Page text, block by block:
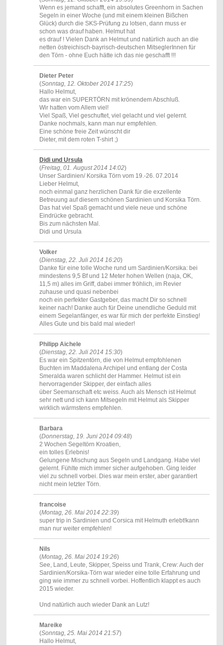
Wenn es jemand schafft, ein absolutes Greenhorn in Sachen
Segeln in einer Woche (und mit einem kleinen Bißchen
Glück) durch die SKS-Prüfung zu lotsen, dann muss er
schon was drauf haben. Helmut hat
es drauf ! Vielen Dank an Helmut und natürlich auch an die
netten östreichisch-bayrisch-deutschen MitseglerInnen für
den Törn - ohne Euch hätte ich das nie geschafft !!!
Dieter Peter
(Sonntag, 12. Oktober 2014 17:25)
Hallo Helmut,
das war ein SUPERTÖRN mit krönendem Abschluß.
Wir hatten vom Allem viel!
Viel Spaß, Viel geschuftet, viel gelacht und viel gelernt.
Danke nochmals, kann man nur empfehlen.
Eine schöne freie Zeit wünscht dir
Dieter, mit dem roten T-shirt ;)
Didi und Ursula
(Freitag, 01. August 2014 14:02)
Unser Sardinien/ Korsika Törn vom 19.-26. 07.2014
Lieber Helmut,
noch einmal ganz herzlichen Dank für die exzellente
Betreuung auf diesem schönen Sardinien und Korsika Törn.
Das hat viel Spaß gemacht und viele neue und schöne
Eindrücke gebracht.
Bis zum nächsten Mal.
Didi und Ursula
Volker
(Dienstag, 22. Juli 2014 16:20)
Danke für eine tolle Woche rund um Sardinien/Korsika: bei
mindestens 9,5 Bf und 12 Meter hohen Wellen (naja, OK,
11,5 m) alles im Griff, dabei immer fröhlich, im Revier
zuhause und quasi nebenbei
noch ein perfekter Gastgeber, das macht Dir so schnell
keiner nach! Danke auch für Deine unendliche Geduld mit
einem Segelanfänger, es war für mich der perfekte Einstieg!
Alles Gute und bis bald mal wieder!
Philipp Aichele
(Dienstag, 22. Juli 2014 15:30)
Es war ein Spitzentörn, die von Helmut empfohlenen
Buchten im Maddalena Archipel und entlang der Costa
Smeralda waren schlicht der Hammer. Helmut ist ein
hervorragender Skipper, der einfach alles
über Seemanschaft etc weiss. Auch als Mensch ist Helmut
sehr nett und ich kann Mitsegeln mit Helmut als Skipper
wirklich wärmstens empfehlen.
Barbara
(Donnerstag, 19. Juni 2014 09:48)
2 Wochen Segeltörn Kroatien,
ein tolles Erlebnis!
Gelungene Mischung aus Segeln und Landgang. Habe viel
gelernt. Fühlte mich immer sicher aufgehoben. Ging leider
viel zu schnell vorbei. Dies war mein erster, aber garantiert
nicht mein letzter Törn.
francoise
(Montag, 26. Mai 2014 22:39)
super trip in Sardinien und Corsica mit Helmuth erlebt!kann
man nur weiter empfehlen!
Nils
(Montag, 26. Mai 2014 19:26)
See, Land, Leute, Skipper, Speiss und Trank, Crew: Auch der
Sardinien/Korsika-Törn war wieder eine tolle Erfahrung und
ging wie immer zu schnell vorbei. Hoffentlich klappt es auch
2015 wieder.
Und natürlich auch wieder Dank an Lutz!
Mareike
(Sonntag, 25. Mai 2014 21:57)
Hallo Helmut,